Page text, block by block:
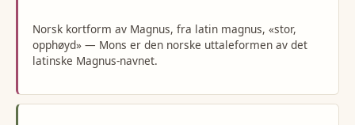
Norsk kortform av Magnus, fra latin magnus, «stor,
opphøyd» — Mons er den norske uttaleformen av det
latinske Magnus-navnet.